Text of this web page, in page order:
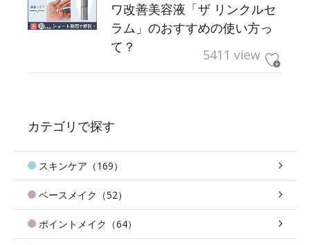
ワ改善美容液「ザ リンクルセ
ラム」のおすすめの使い方っ
て？
5411 view
カテゴリで探す
スキンケア（169）
ベースメイク（52）
ポイントメイク（64）